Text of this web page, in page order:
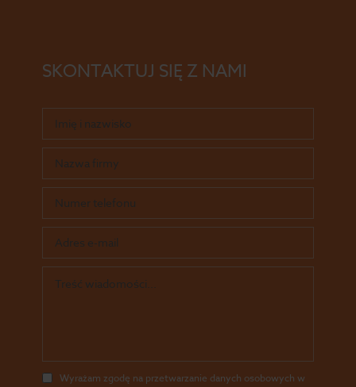
SKONTAKTUJ SIĘ Z NAMI
Wyrażam zgodę na przetwarzanie danych osobowych w